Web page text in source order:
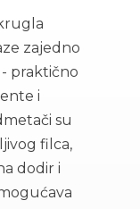
zajedno
praktično
i
su
filca,
dodir i